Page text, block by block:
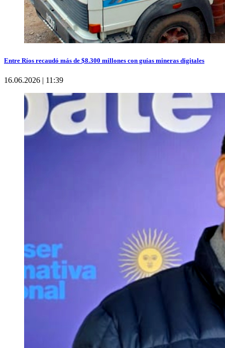
Entre Ríos recaudó más de $8.300 millones con guías mineras digitales
16.06.2026 | 11:39